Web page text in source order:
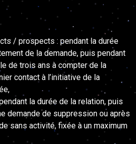
/ prospects : pendant la durée
de la demande, puis pendant
de trois ans à compter de la
contact à l’initiative de la
la durée de la relation, puis
demande de suppression ou après
sans activité, fixée à un maximum